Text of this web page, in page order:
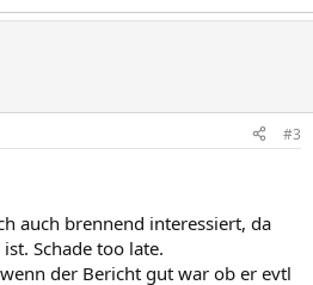
#3
auch brennend interessiert, da
Schade too late.
der Bericht gut war ob er evtl